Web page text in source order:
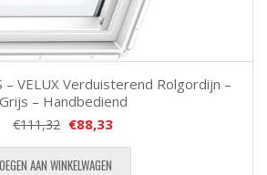
– VELUX Verduisterend Rolgordijn –
Grijs – Handbediend
€111,32 €88,33
AAN WINKELWAGEN